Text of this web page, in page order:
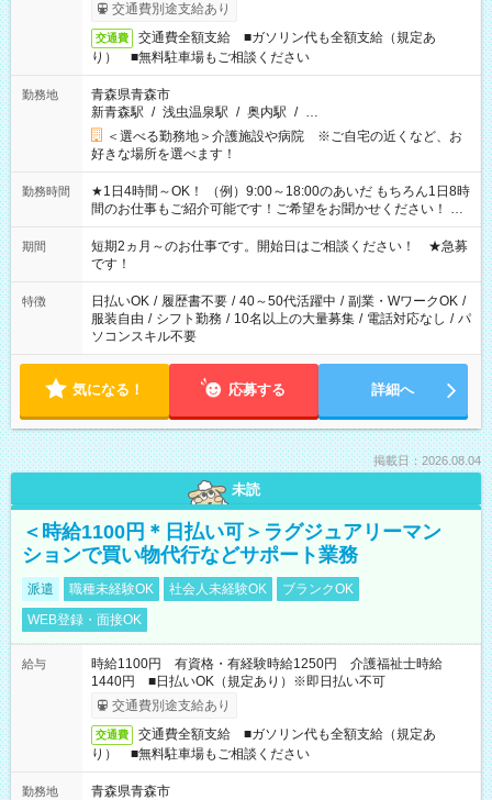
交通費別途支給あり
交通費
交通費全額支給 ■ガソリン代も全額支給（規定あ
り） ■無料駐車場もご相談ください
勤務地
青森県青森市
新青森駅 / 浅虫温泉駅 / 奥内駅 / …
＜選べる勤務地＞介護施設や病院 ※ご自宅の近くなど、お
好きな場所を選べます！
勤務時間
★1日4時間～OK！ （例）9:00～18:00のあいだ もちろん1日8時
間のお仕事もご紹介可能です！ご希望をお聞かせください！ ★
家庭の都合でお休みが必要な場合も遠慮なくご相談ください。
※週最低15時間以上の勤務が必要です
期間
短期2ヵ月～のお仕事です。開始日はご相談ください！ ★急募
です！
特徴 日払いOK / 履歴書不要 / 40～50代活躍中 / 副業・WワークOK /
服装自由 / シフト勤務 / 10名以上の大量募集 / 電話対応なし / パ
ソコンスキル不要
気になる！ 応募する 詳細へ
掲載日：2026.08.04
未読
＜時給1100円＊日払い可＞ラグジュアリーマン
ションで買い物代行などサポート業務
派遣 職種未経験OK 社会人未経験OK
ブランクOK
WEB登録・面接OK
給与
時給1100円 有資格・有経験時給1250円 介護福祉士時給
1440円 ■日払いOK（規定あり）※即日払い不可
交通費別途支給あり
交通費
交通費全額支給 ■ガソリン代も全額支給（規定あ
り） ■無料駐車場もご相談ください
勤務地
青森県青森市